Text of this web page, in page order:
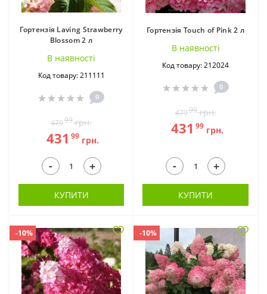
Гортензія Laving Strawberry
Blossom 2 л
В наявностi
Код товару: 211111
0
47999грн.
431 99 грн.
- +
КУПИТИ
Гортензія Touch of Pink 2 л
В наявностi
Код товару: 212024
0
47999грн.
431 99грн.
- +
КУПИТИ
-10% -10%